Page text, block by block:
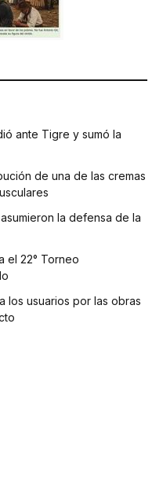
ante Tigre y sumó la
de una de las cremas
la defensa de la
el 22° Torneo
los usuarios por las obras